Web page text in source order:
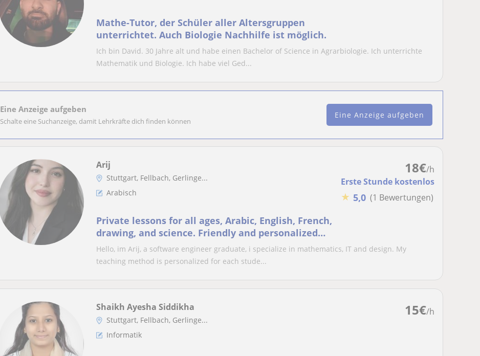
Mathe-Tutor, der Schüler aller Altersgruppen
unterrichtet. Auch Biologie Nachhilfe ist möglich.
Ich bin David. 30 Jahre alt und habe einen Bachelor of Science in Agrarbiologie. Ich unterrichte
Mathematik und Biologie. Ich habe viel Ged...
Eine Anzeige aufgeben
Schalte eine Suchanzeige, damit Lehrkräfte dich finden können
Eine Anzeige aufgeben
18€/h
Erste Stunde kostenlos
★ 5,0 (1 Bewertungen)
Arij
Stuttgart, Fellbach, Gerlinge...
Arabisch
Private lessons for all ages, Arabic, English, French,
drawing, and science. Friendly and personalized
teaching to help students
Hello, im Arij, a software engineer graduate, i specialize in mathematics, IT and design. My
teaching method is personalized for each stude...
15€/h
Shaikh Ayesha Siddikha
Stuttgart, Fellbach, Gerlinge...
Informatik